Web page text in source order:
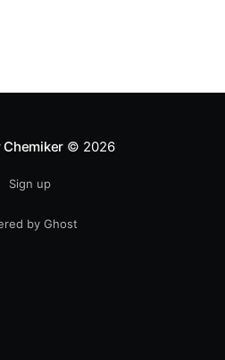
© 2026
Sign up
by Ghost